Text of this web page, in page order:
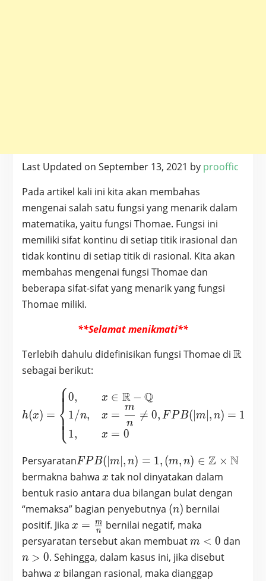
Last Updated on September 13, 2021 by prooffic
Pada artikel kali ini kita akan membahas
mengenai salah satu fungsi yang menarik dalam
matematika, yaitu fungsi Thomae. Fungsi ini
memiliki sifat kontinu di setiap titik irasional dan
tidak kontinu di setiap titik di rasional. Kita akan
membahas mengenai fungsi Thomae dan
beberapa sifat-sifat yang menarik yang fungsi
Thomae miliki.
**Selamat menikmati**
Terlebih dahulu didefinisikan fungsi Thomae di R
sebagai berikut:
h(x)= \begin{dcases}
h(x) = ⎩⎪
⎪
⎪
⎨⎪
⎪
⎪
⎧0,
1/n,
1,
x ∈ R − Q
x =
n
m

= 0, F PB(∣m∣, n) = 1
x = 0
PersyaratanFPB(|m|,n)=1,
(m,n)\in
\mathbb{Z}
\times
\mathbb{N}
FPB( ∣m , n) = 1, (m, n) ∈ Z × N
bermakna bahwa x
x tak nol dinyatakan dalam
bentuk rasio antara dua bilangan bulat dengan
“memaksa” bagian penyebutnya (n)
(n) bernilai
positif. Jika x=
\frac{m}
{n}
x = n
m bernilai negatif, maka
persyaratan tersebut akan membuatm<0
m < 0 dan
n > 0. Sehingga, dalam kasus ini, jika disebut
bahwa x
x bilangan rasional, maka dianggap